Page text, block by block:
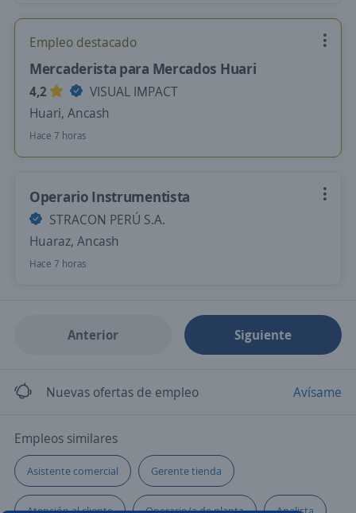
Empleo destacado
Mercaderista para Mercados Huari
4,2
VISUAL IMPACT
Huari, Ancash
Hace 7 horas
Operario Instrumentista
STRACON PERÚ S.A.
Huaraz, Ancash
Hace 7 horas
Anterior Siguiente
Nuevas ofertas de empleo Avísame
Empleos similares
Asistente comercial Gerente tienda